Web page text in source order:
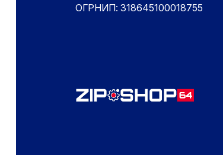
ОГРНИП: 318645100018755